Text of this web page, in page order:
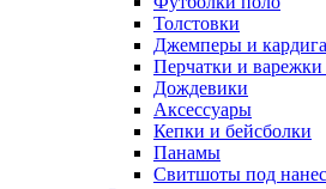
Толстовки
Джемперы и
Перчатки и
Дождевики
Аксессуары
Кепки и бейсболки
Панамы
Свитшоты под